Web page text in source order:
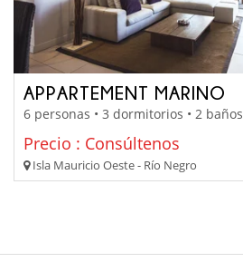
APPARTEMENT MARINO
6 personas • 3 dormitorios • 2 baños
Precio : Consúltenos
Isla Mauricio Oeste - Río Negro